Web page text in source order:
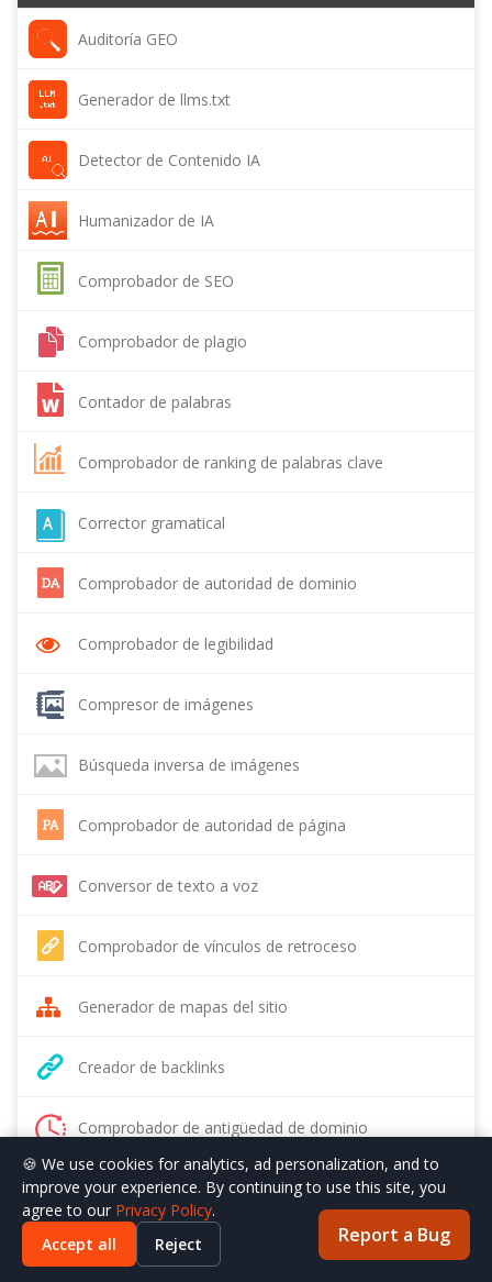
Auditoría GEO
Generador de llms.txt
Detector de Contenido IA
Humanizador de IA
Comprobador de SEO
Comprobador de plagio
Contador de palabras
Comprobador de ranking de palabras clave
Corrector gramatical
Comprobador de autoridad de dominio
Comprobador de legibilidad
Compresor de imágenes
Búsqueda inversa de imágenes
Comprobador de autoridad de página
Conversor de texto a voz
Comprobador de vínculos de retroceso
Generador de mapas del sitio
Creador de backlinks
Comprobador de antigüedad de dominio
Eliminador de datos EXIF
Comprobador de densidad de palabras clave
Report a Bug
🍪 We use cookies for analytics, ad personalization, and to
improve your experience. By continuing to use this site, you
agree to our Privacy Policy.
Accept all
Reject